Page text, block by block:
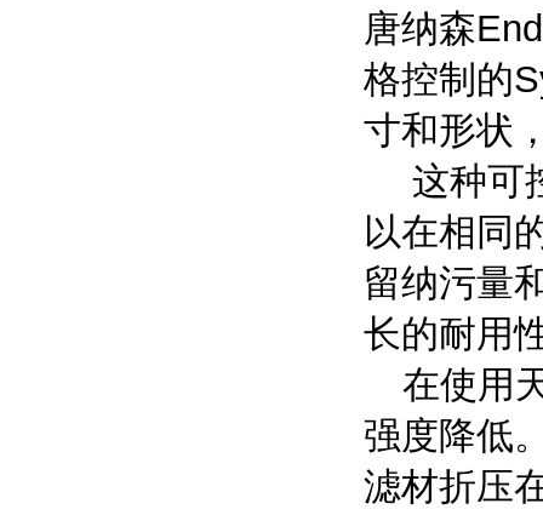
唐纳森
格控制的
寸和形状
这种可
以在相同
留纳污量
长的耐用
在使用
强度降低
滤材折压